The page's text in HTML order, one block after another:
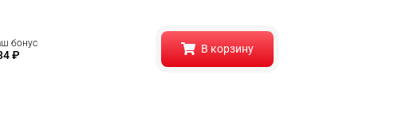
бонус
₽ В корзину